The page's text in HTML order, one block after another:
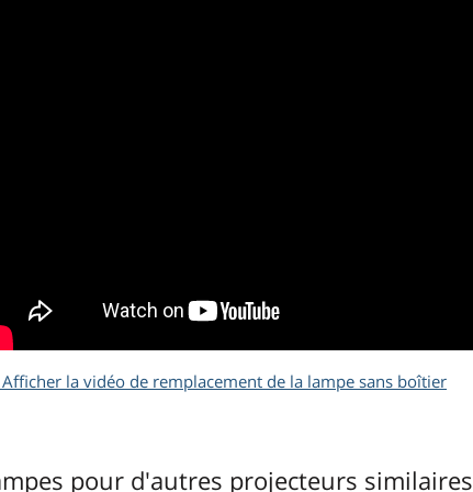
la vidéo de remplacement de la lampe sans boîtier
pour d'autres projecteurs similaires